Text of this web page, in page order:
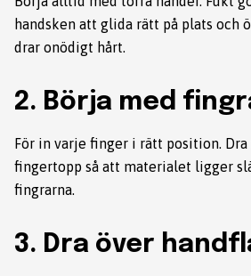
handsken att glida rätt på plats och
drar onödigt hårt.
2. Börja med
För in varje finger i rätt position.
fingertopp så att materialet ligger
fingrarna.
3. Dra över